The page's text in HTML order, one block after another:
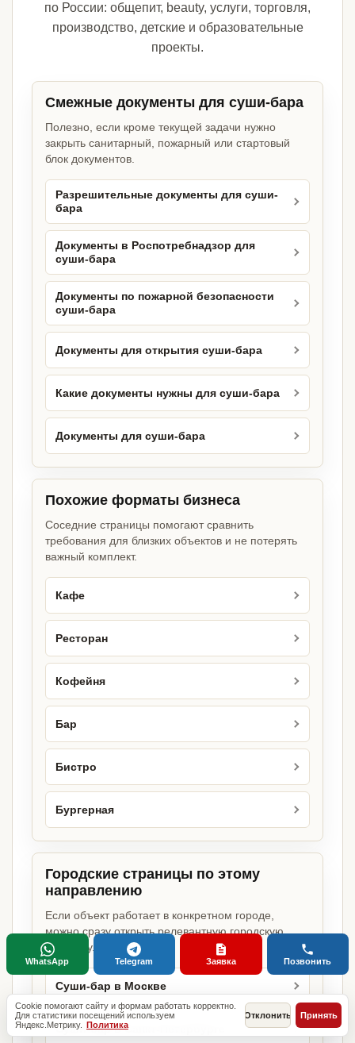
по России: общепит, beauty, услуги, торговля,
производство, детские и образовательные
проекты.
Смежные документы для суши-бара
Полезно, если кроме текущей задачи нужно
закрыть санитарный, пожарный или стартовый
блок документов.
Разрешительные документы для суши-
бара
Документы в Роспотребнадзор для
суши-бара
Документы по пожарной безопасности
суши-бара
Документы для открытия суши-бара
Какие документы нужны для суши-бара
Документы для суши-бара
Похожие форматы бизнеса
Соседние страницы помогают сравнить
требования для близких объектов и не потерять
важный комплект.
Кафе
Ресторан
Кофейня
Бар
Бистро
Бургерная
Городские страницы по этому
направлению
Если объект работает в конкретном городе,
можно сразу открыть релевантную городскую
страницу.
Суши-бар в Москве
Суши-бар в Санкт-Петербурге
Cookie помогают сайту и формам работать корректно.
Для статистики посещений используем
Яндекс.Метрику. Политика
Отклонить Принять
WhatsApp Telegram Заявка Позвонить